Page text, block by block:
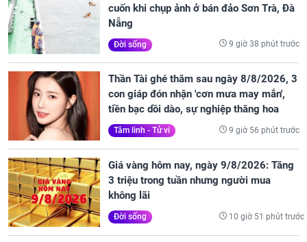
cuốn khi chụp ảnh ở bán đảo Sơn Trà, Đà
Nẵng
Đời sống 9 giờ 38 phút trước
Thần Tài ghé thăm sau ngày 8/8/2026, 3
con giáp đón nhận 'cơn mưa may mắn',
tiền bạc dồi dào, sự nghiệp thăng hoa
Tâm linh - Tử vi 9 giờ 56 phút trước
Giá vàng hôm nay, ngày 9/8/2026: Tăng
3 triệu trong tuần nhưng người mua
không lãi
Đời sống 10 giờ 51 phút trước